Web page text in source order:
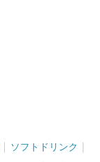
ソフトドリンク